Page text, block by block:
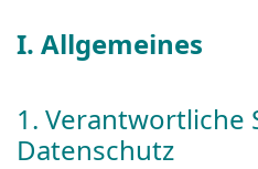
I. Allgemeines
1. Verantwortliche
Datenschutz